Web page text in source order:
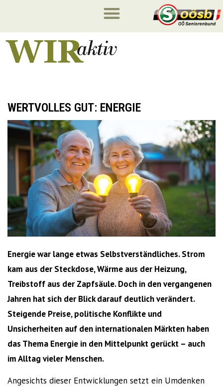
WERTVOLLES GUT: ENERGIE
Energie war lange etwas Selbstverständliches. Strom
kam aus der Steckdose, Wärme aus der Heizung,
Treibstoff aus der Zapfsäule. Doch in den vergangenen
Jahren hat sich der Blick darauf deutlich verändert.
Steigende Preise, politische Konflikte und
Unsicherheiten auf den internationalen Märkten haben
das Thema Energie in den Mittelpunkt gerückt – auch
im Alltag vieler Menschen.
Angesichts dieser Entwicklungen setzt ein Umdenken